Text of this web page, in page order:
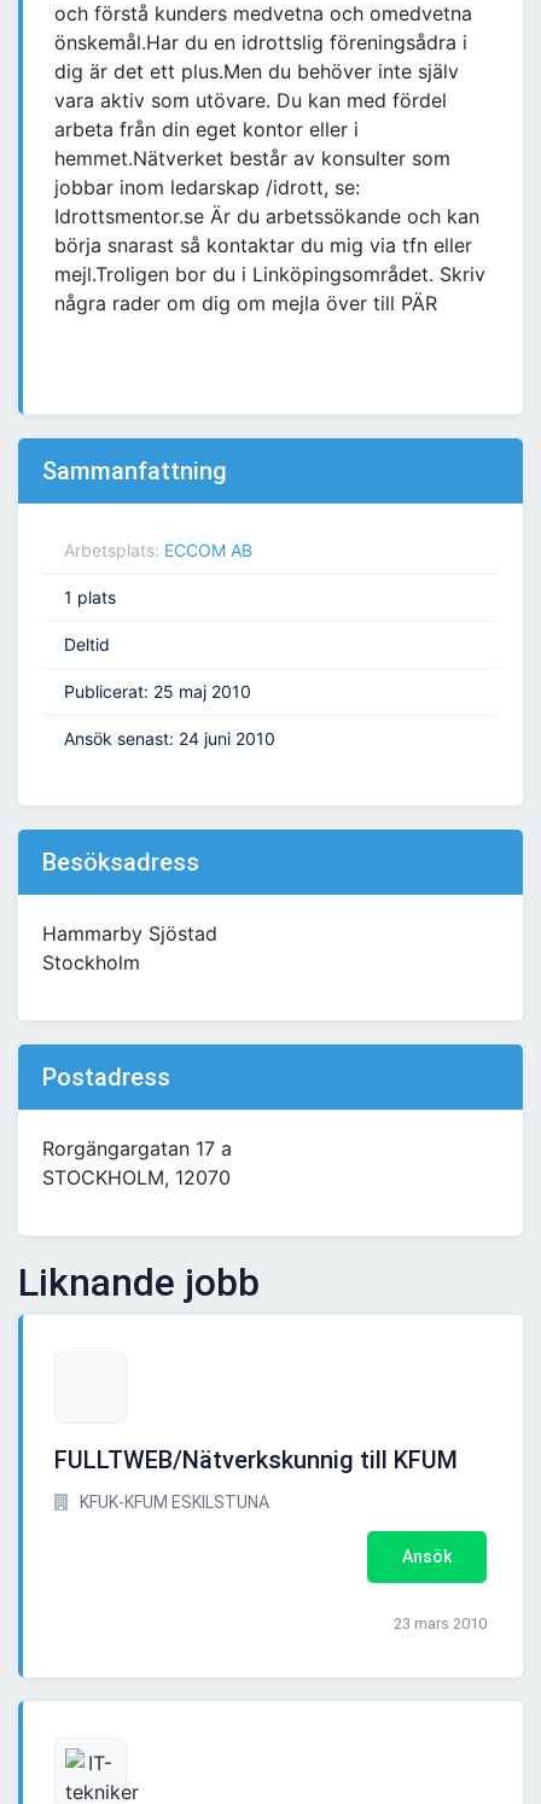
och förstå kunders medvetna och omedvetna
önskemål.Har du en idrottslig föreningsådra i
dig är det ett plus.Men du behöver inte själv
vara aktiv som utövare. Du kan med fördel
arbeta från din eget kontor eller i
hemmet.Nätverket består av konsulter som
jobbar inom ledarskap /idrott, se:
Idrottsmentor.se Är du arbetssökande och kan
börja snarast så kontaktar du mig via tfn eller
mejl.Troligen bor du i Linköpingsområdet. Skriv
några rader om dig om mejla över till PÄR
Sammanfattning
Arbetsplats: ECCOM AB
1 plats
Deltid
Publicerat: 25 maj 2010
Ansök senast: 24 juni 2010
Besöksadress
Hammarby Sjöstad
Stockholm
Postadress
Rorgängargatan 17 a
STOCKHOLM, 12070
Liknande jobb
FULLTWEB/Nätverkskunnig till KFUM
KFUK-KFUM ESKILSTUNA
Ansök
23 mars 2010